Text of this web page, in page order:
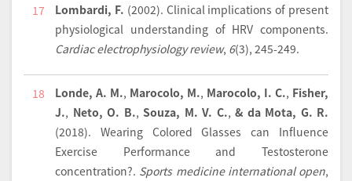
17 Lombardi, F. (2002). Clinical implications of present
physiological understanding of HRV components.
Cardiac electrophysiology review, 6(3), 245-249.
18 Londe, A. M., Marocolo, M., Marocolo, I. C., Fisher,
J., Neto, O. B., Souza, M. V. C., & da Mota, G. R.
(2018). Wearing Colored Glasses can Influence
Exercise Performance and Testosterone
concentration?. Sports medicine international open,